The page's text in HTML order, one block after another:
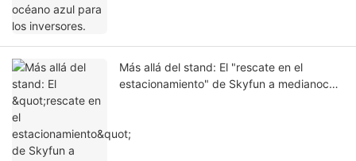
Más allá del stand: El "rescate en el
estacionamiento" de Skyfun a medianoche